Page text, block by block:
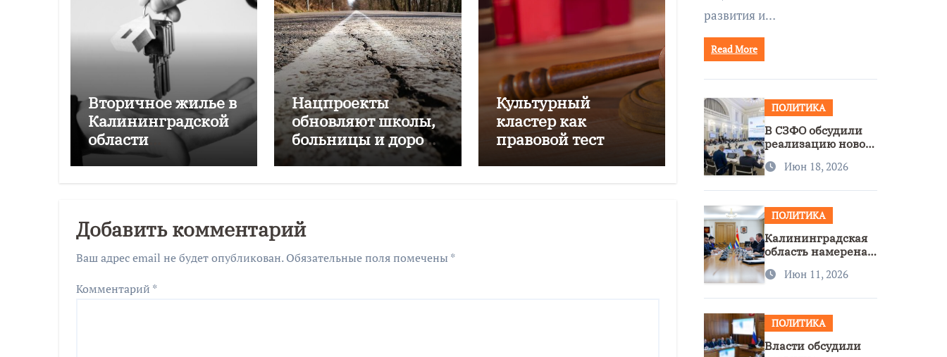
Вторичное жилье в
Калининградской
области
подорожало на
Нацпроекты
обновляют школы,
больницы и дороги
Калининградской
Культурный
кластер как
правовой тест
Добавить комментарий
Ваш адрес email не будет опубликован. Обязательные поля помечены *
Комментарий *
развития и…
Read More
ПОЛИТИКА
В СЗФО обсудили
реализацию новой
нацполитики
Июн 18, 2026
ПОЛИТИКА
Калининградская
область намерена
сотрудничество с
Июн 11, 2026
ПОЛИТИКА
Власти обсудили